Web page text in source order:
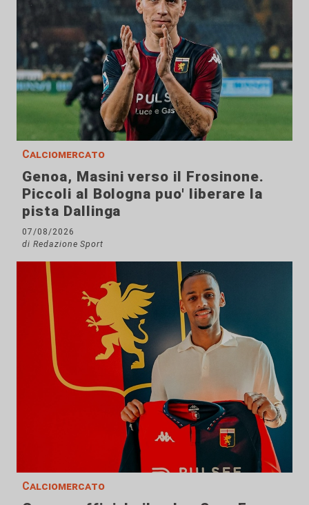
Calciomercato
Genoa, Masini verso il Frosinone.
Piccoli al Bologna puo' liberare la
pista Dallinga
07/08/2026
di Redazione Sport
Calciomercato